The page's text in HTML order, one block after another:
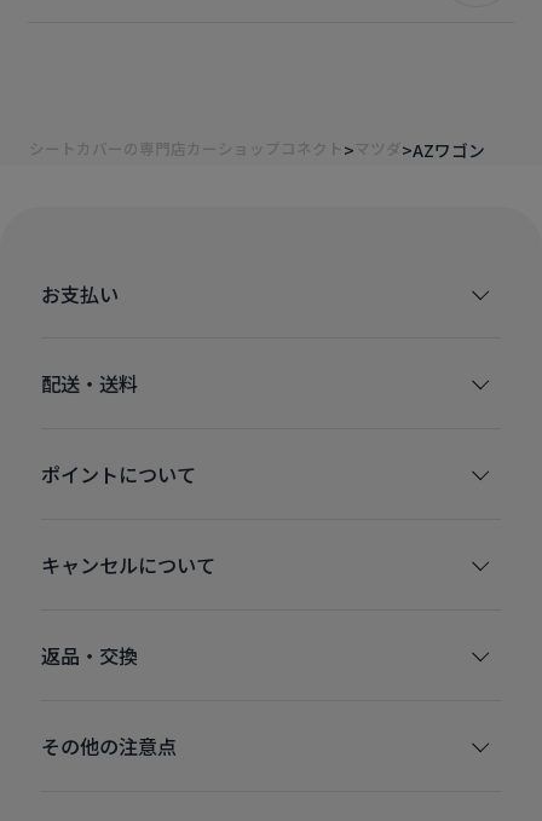
シートカバーの専門店カーショップコネクト マツダ AZワゴン
お支払い
配送・送料
ポイントについて
キャンセルについて
返品・交換
その他の注意点